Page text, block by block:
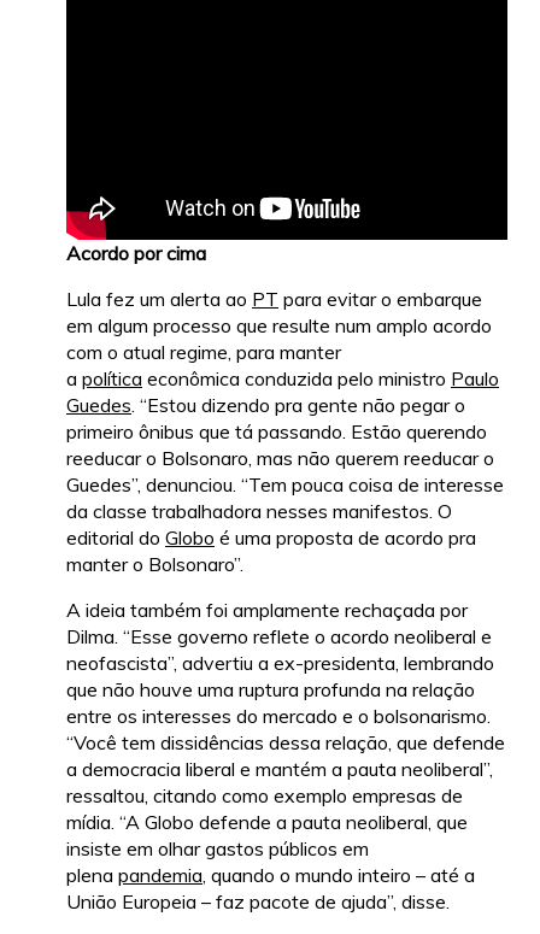
Acordo por cima
Lula fez um alerta ao PT para evitar o embarque
em algum processo que resulte num amplo acordo
com o atual regime, para manter
a política econômica conduzida pelo ministro Paulo
Guedes. “Estou dizendo pra gente não pegar o
primeiro ônibus que tá passando. Estão querendo
reeducar o Bolsonaro, mas não querem reeducar o
Guedes”, denunciou. “Tem pouca coisa de interesse
da classe trabalhadora nesses manifestos. O
editorial do Globo é uma proposta de acordo pra
manter o Bolsonaro”.
A ideia também foi amplamente rechaçada por
Dilma. “Esse governo reflete o acordo neoliberal e
neofascista”, advertiu a ex-presidenta, lembrando
que não houve uma ruptura profunda na relação
entre os interesses do mercado e o bolsonarismo.
“Você tem dissidências dessa relação, que defende
a democracia liberal e mantém a pauta neoliberal”,
ressaltou, citando como exemplo empresas de
mídia. “A Globo defende a pauta neoliberal, que
insiste em olhar gastos públicos em
plena pandemia, quando o mundo inteiro – até a
União Europeia – faz pacote de ajuda”, disse.